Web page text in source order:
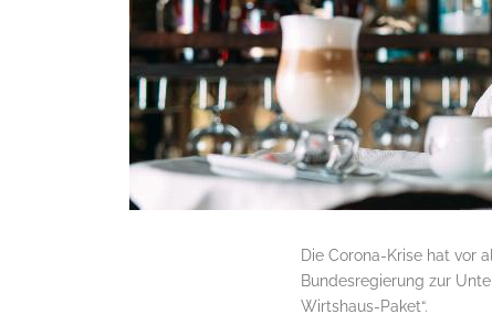
Die Corona-Krise hat vor
Bundesregierung zur
Wirtshaus-Paket“.